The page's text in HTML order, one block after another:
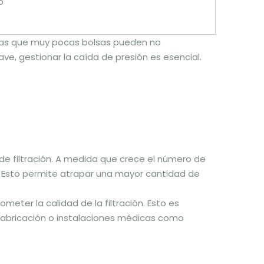
que muy pocas bolsas pueden no
gestionar la caída de presión es esencial.
filtración. A medida que crece el número de
permite atrapar una mayor cantidad de
la calidad de la filtración. Esto es
o instalaciones médicas como